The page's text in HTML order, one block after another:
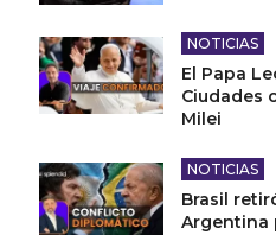
NOTICIAS
El Papa
Ciudades
Milei
NOTICIAS
Brasil
Argentina